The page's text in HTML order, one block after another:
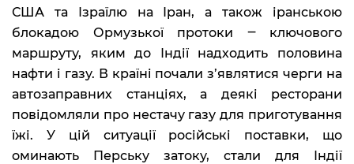
США та Ізраїлю на Іран, а також іранською
блокадою Ормузької протоки ‒ ключового
маршруту, яким до Індії надходить половина
нафти і газу. В країні почали з’являтися черги на
автозаправних станціях, а деякі ресторани
повідомляли про нестачу газу для приготування
їжі. У цій ситуації російські поставки, що
оминають Перську затоку, стали для Індії